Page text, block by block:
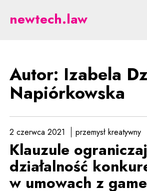
Dziubak-
newtech.law
Autor: Izabela
Napiórkowska
2 czerwca 2021 przemysł kreatywny
Klauzule
działalność
w umowach z game